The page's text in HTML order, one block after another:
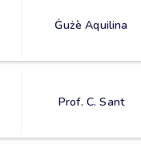
Ġużè Aquilina
Prof. C. Sant